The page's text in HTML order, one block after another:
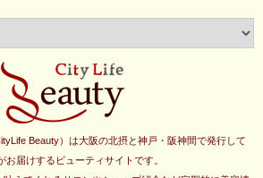
Beauty）は大阪の北摂と神戸・阪神間で発行して
お届けするビューティサイトです。